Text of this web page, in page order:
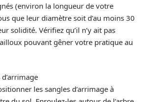
(environ la longueur de votre
que leur diamètre soit d’au moins 30
solidité. Vérifiez qu’il n’y ait pas
pouvant gêner votre pratique au
les sangles d’arrimage à